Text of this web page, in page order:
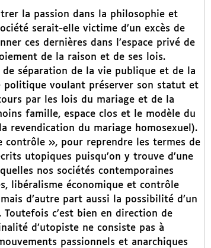
la passion dans la philosophie et
serait-elle victime d’un excès de
ces dernières dans l’espace privé de
de la raison et de ses lois.
de séparation de la vie publique et de la
politique voulant préserver son statut et
par les lois du mariage et de la
famille, espace clos et le modèle du
revendication du mariage homosexuel).
», pour reprendre les termes de
utopiques puisqu’on y trouve d’une
nos sociétés contemporaines
libéralisme économique et contrôle
d’autre part aussi la possibilité d’un
c’est bien en direction de
d’utopiste ne consiste pas à
passionnels et anarchiques